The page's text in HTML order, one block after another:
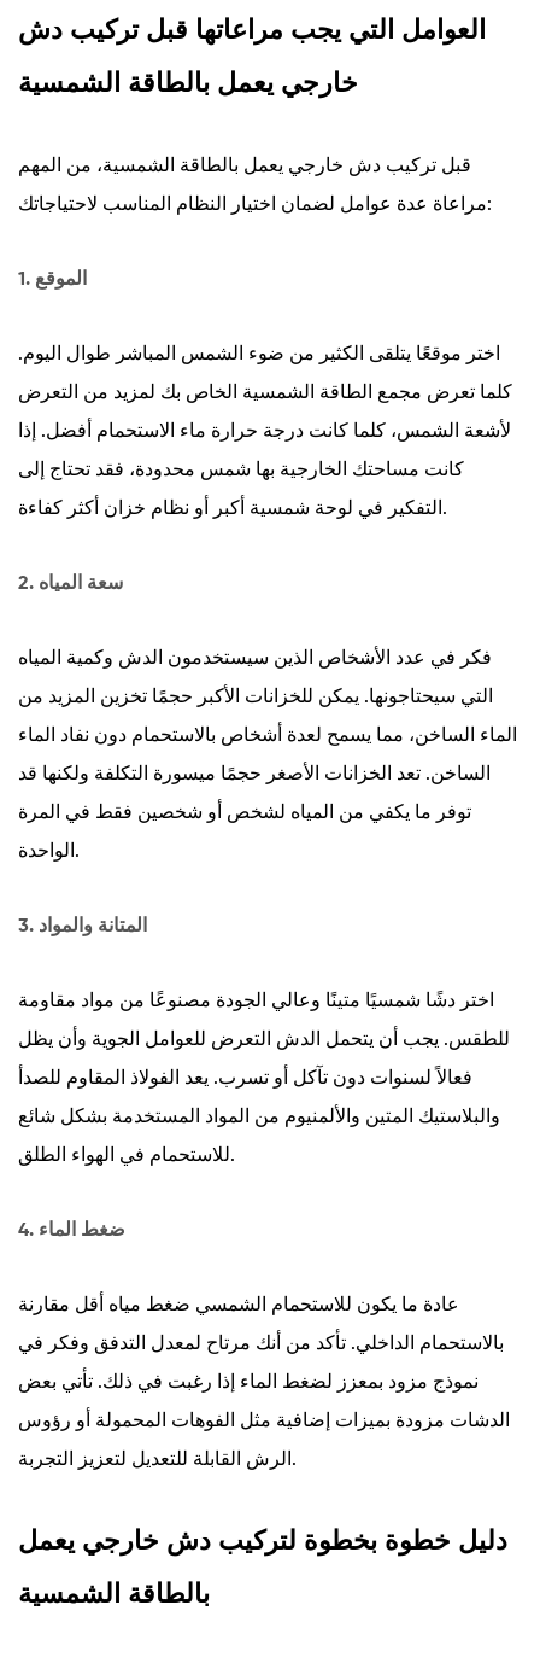
العوامل التي يجب مراعاتها قبل تركيب دش
خارجي يعمل بالطاقة الشمسية
قبل تركيب دش خارجي يعمل بالطاقة الشمسية، من المهم
مراعاة عدة عوامل لضمان اختيار النظام المناسب لاحتياجاتك:
1. الموقع
اختر موقعًا يتلقى الكثير من ضوء الشمس المباشر طوال اليوم.
كلما تعرض مجمع الطاقة الشمسية الخاص بك لمزيد من التعرض
لأشعة الشمس، كلما كانت درجة حرارة ماء الاستحمام أفضل. إذا
كانت مساحتك الخارجية بها شمس محدودة، فقد تحتاج إلى
التفكير في لوحة شمسية أكبر أو نظام خزان أكثر كفاءة.
2. سعة المياه
فكر في عدد الأشخاص الذين سيستخدمون الدش وكمية المياه
التي سيحتاجونها. يمكن للخزانات الأكبر حجمًا تخزين المزيد من
الماء الساخن، مما يسمح لعدة أشخاص بالاستحمام دون نفاد الماء
الساخن. تعد الخزانات الأصغر حجمًا ميسورة التكلفة ولكنها قد
توفر ما يكفي من المياه لشخص أو شخصين فقط في المرة
الواحدة.
3. المتانة والمواد
اختر دشًا شمسيًا متينًا وعالي الجودة مصنوعًا من مواد مقاومة
للطقس. يجب أن يتحمل الدش التعرض للعوامل الجوية وأن يظل
فعالاً لسنوات دون تآكل أو تسرب. يعد الفولاذ المقاوم للصدأ
والبلاستيك المتين والألمنيوم من المواد المستخدمة بشكل شائع
للاستحمام في الهواء الطلق.
4. ضغط الماء
عادة ما يكون للاستحمام الشمسي ضغط مياه أقل مقارنة
بالاستحمام الداخلي. تأكد من أنك مرتاح لمعدل التدفق وفكر في
نموذج مزود بمعزز لضغط الماء إذا رغبت في ذلك. تأتي بعض
الدشات مزودة بميزات إضافية مثل الفوهات المحمولة أو رؤوس
الرش القابلة للتعديل لتعزيز التجربة.
دليل خطوة بخطوة لتركيب دش خارجي يعمل
بالطاقة الشمسية